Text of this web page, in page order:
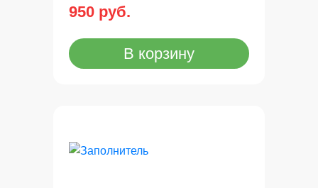
950 руб.
В корзину